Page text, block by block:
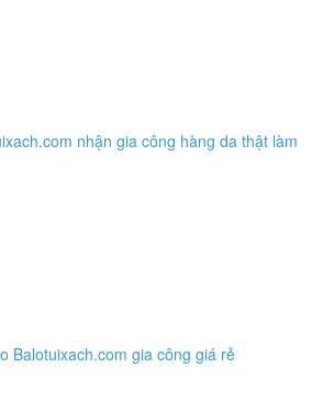
nhận gia công hàng da thật làm
Balotuixach.com gia công giá rẻ